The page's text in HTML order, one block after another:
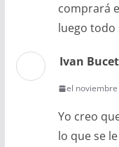
comprará
luego todo
Ivan
el noviembre
Yo creo
lo que se